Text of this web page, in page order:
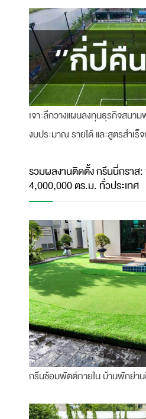
เจาะลึกวางแผนลงทุนธุรกิจสน
งบประมาณ รายได้ และสูตรสำเร็
รวมผลงานติดตั้ง กรีนนี่กราส
4,000,000 ตร.ม. ทั่วประเทศ
กรีนซ้อมพัตต์ภายใน บ้านพักย่าน